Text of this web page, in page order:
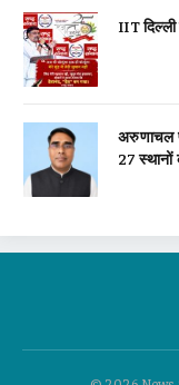
IIT
अरुणाचल
27